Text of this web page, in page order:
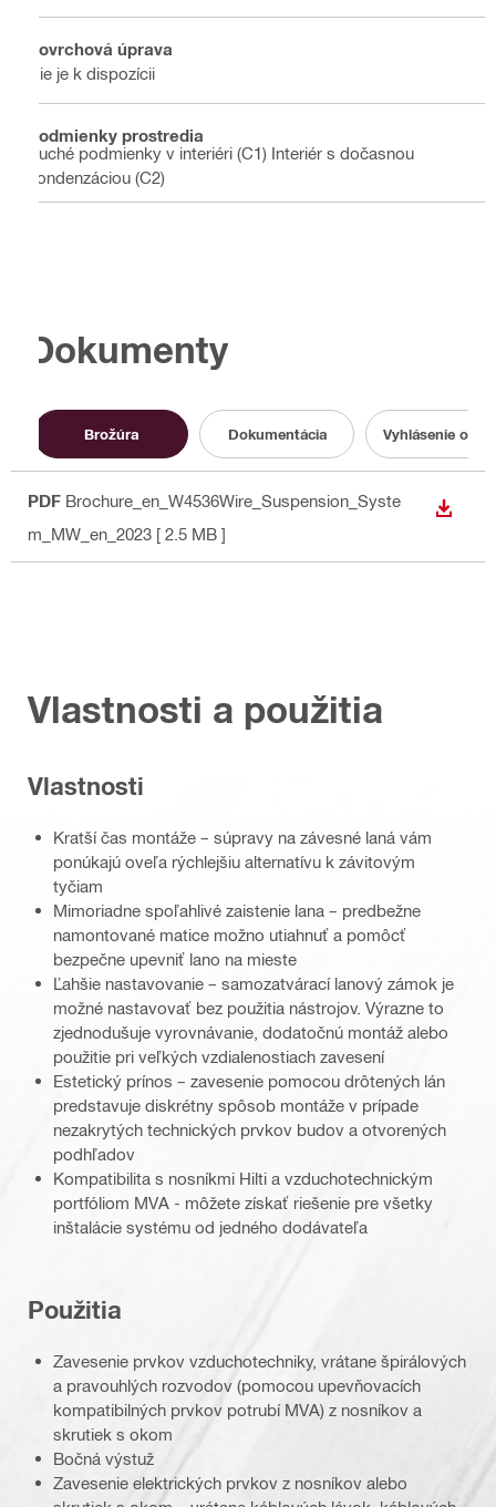
Povrchová úprava
Nie je k dispozícii
Podmienky prostredia
Suché podmienky v interiéri (C1) Interiér s dočasnou
kondenzáciou (C2)
Dokumenty
Brožúra Dokumentácia Vyhlásenie o
PDF Brochure_en_W4536Wire_Suspension_Syste
m_MW_en_2023 [ 2.5 MB ]
Vlastnosti a použitia
Vlastnosti
Kratší čas montáže – súpravy na závesné laná vám
ponúkajú oveľa rýchlejšiu alternatívu k závitovým
tyčiam
Mimoriadne spoľahlivé zaistenie lana – predbežne
namontované matice možno utiahnuť a pomôcť
bezpečne upevniť lano na mieste
Ľahšie nastavovanie – samozatvárací lanový zámok je
možné nastavovať bez použitia nástrojov. Výrazne to
zjednodušuje vyrovnávanie, dodatočnú montáž alebo
použitie pri veľkých vzdialenostiach zavesení
Estetický prínos – zavesenie pomocou drôtených lán
predstavuje diskrétny spôsob montáže v prípade
nezakrytých technických prvkov budov a otvorených
podhľadov
Kompatibilita s nosníkmi Hilti a vzduchotechnickým
portfóliom MVA - môžete získať riešenie pre všetky
inštalácie systému od jedného dodávateľa
Použitia
Zavesenie prvkov vzduchotechniky, vrátane špirálových
a pravouhlých rozvodov (pomocou upevňovacích
kompatibilných prvkov potrubí MVA) z nosníkov a
skrutiek s okom
Bočná výstuž
Zavesenie elektrických prvkov z nosníkov alebo